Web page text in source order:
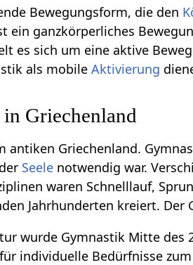
Bewegungsform, die den
ein ganzkörperliches
es sich um eine aktive
als mobileAktivierung
Griechenland
antiken Griechenland.
Seele notwendig war.
waren Schnelllauf,
Jahrhunderten kreiert. Der
wurde Gymnastik Mitte des
individuelle Bedürfnisse